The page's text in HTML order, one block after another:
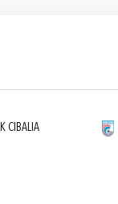
CIBALIA